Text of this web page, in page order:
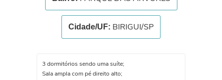
Cidade/UF: BIRIGUI/SP
3 dormitórios sendo uma suíte;
Sala ampla com pé direito alto;